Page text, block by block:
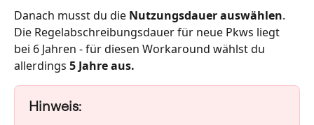
Danach musst du die Nutzungsdauer auswählen.
Die Regelabschreibungsdauer für neue Pkws liegt
bei 6 Jahren - für diesen Workaround wählst du
allerdings 5 Jahre aus.
Hinweis: